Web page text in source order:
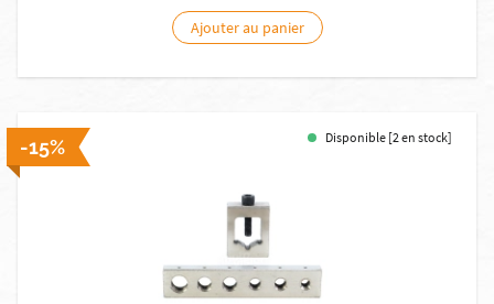
Ajouter au panier
-15% Disponible [2 en stock]